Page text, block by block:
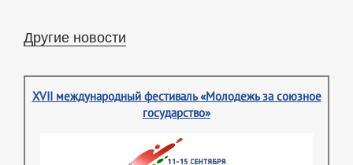
Другие новости
XVII международный фестиваль «Молодежь за союзное
государство»